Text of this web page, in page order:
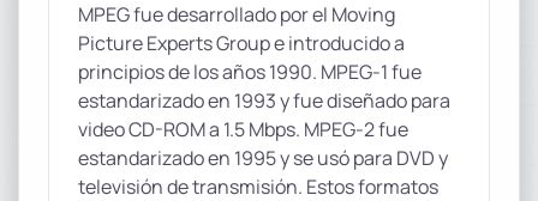
MPEG fue desarrollado por el Moving
Picture Experts Group e introducido a
principios de los años 1990. MPEG-1 fue
estandarizado en 1993 y fue diseñado para
video CD-ROM a 1.5 Mbps. MPEG-2 fue
estandarizado en 1995 y se usó para DVD y
televisión de transmisión. Estos formatos